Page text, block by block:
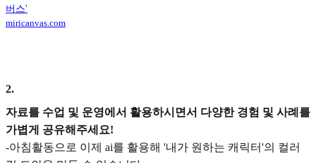
버스'
miricanvas.com
2.
자료를 수업 및 운영에서 활용하시면서 다양한 경험 및 사례를
가볍게 공유해주세요!
-아침활동으로 이제 ai를 활용해 '내가 원하는 캐릭터'의 컬러